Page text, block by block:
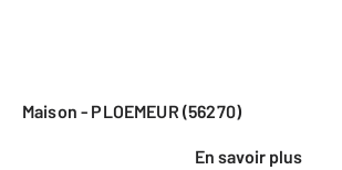
Maison - PLOEMEUR (56270)
En savoir plus